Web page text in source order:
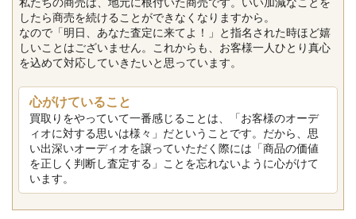
したら商売を続けることができなくなりますから。
なので「明日、あなた査定に来てよ！」と指名された時ほど嬉
しいことはございません。これからも、お客様一人ひとり真心
を込めて対応していきたいと思っています。
心がけていること
買取りをやっていて一番感じることは、「お客様のオーデ
ィオに対する思いは様々」だということです。だから、思
い出深いオーディオを譲っていただく際には「商品の価値
を正しく判断し査定する」ことを忘れないように心がけて
います。